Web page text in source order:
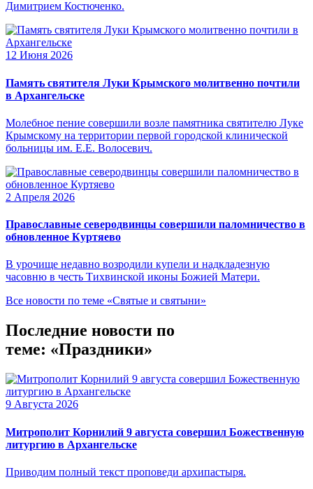
Димитрием Костюченко.
12 Июня 2026
Память святителя Луки Крымского молитвенно почтили
в Архангельске
Молебное пение совершили возле памятника святителю Луке
Крымскому на территории первой городской клинической
больницы им. Е.Е. Волосевич.
2 Апреля 2026
Православные северодвинцы совершили паломничество в
обновленное Куртяево
В урочище недавно возродили купели и надкладезную
часовню в честь Тихвинской иконы Божией Матери.
Все новости по теме «Святые и святыни»
Последние новости по
теме: «Праздники»
9 Августа 2026
Митрополит Корнилий 9 августа совершил Божественную
литургию в Архангельске
Приводим полный текст проповеди архипастыря.